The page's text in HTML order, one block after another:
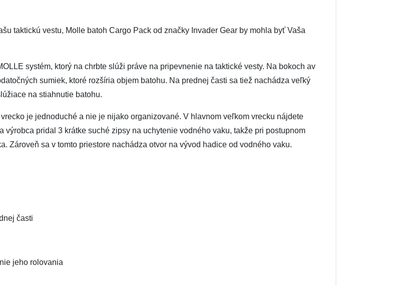
taktickú vestu, Molle batoh Cargo Pack od značky Invader Gear by mohla byť Vaša
systém, ktorý na chrbte slúži práve na pripevnenie na taktické vesty. Na bokoch av
sumiek, ktoré rozšíria objem batohu. Na prednej časti sa tiež nachádza veľký
na stiahnutie batohu.
je jednoduché a nie je nijako organizované. V hlavnom veľkom vrecku nájdete
pridal 3 krátke suché zipsy na uchytenie vodného vaku, takže pri postupnom
Zároveň sa v tomto priestore nachádza otvor na vývod hadice od vodného vaku.
časti
jeho rolovania